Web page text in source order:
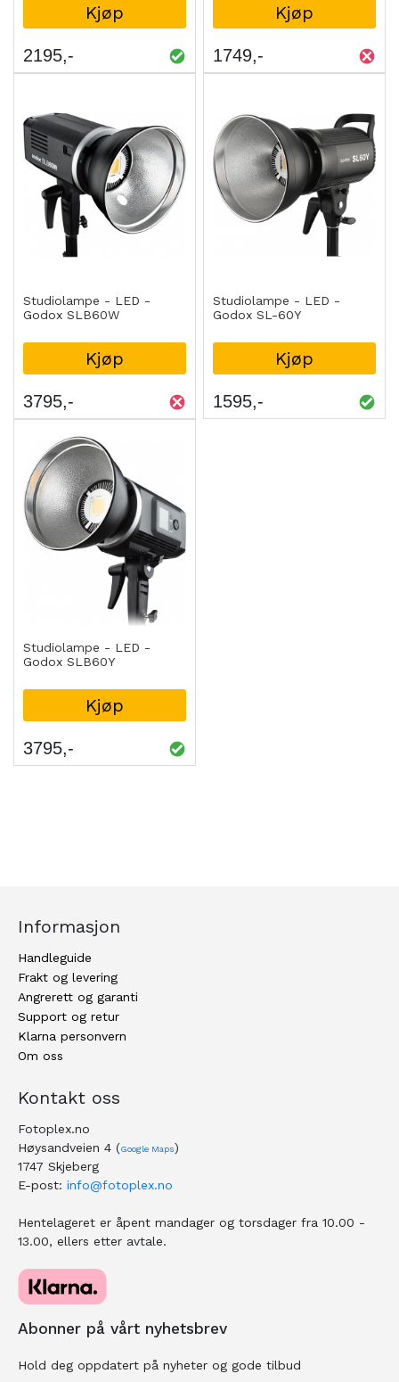
Kjøp
2195
Kjøp
1749
Studiolampe - LED -
Godox SLB60W
Kjøp
3795
Studiolampe - LED -
Godox SL-60Y
Kjøp
1595
Studiolampe - LED -
Godox SLB60Y
Kjøp
3795
Informasjon
Handleguide
Frakt og levering
Angrerett og garanti
Support og retur
Klarna personvern
Om oss
Kontakt oss
Fotoplex.no
Høysandveien 4 (Google Maps)
1747 Skjeberg
E-post: info@fotoplex.no
Hentelageret er åpent mandager og torsdager fra 10.00 -
13.00, ellers etter avtale.
Abonner på vårt nyhetsbrev
Hold deg oppdatert på nyheter og gode tilbud